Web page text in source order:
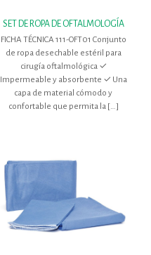
SET DE ROPA DE OFTALMOLOGÍA
FICHA TÉCNICA 111-OFT01 Conjunto
de ropa desechable estéril para
cirugía oftalmológica ✓
Impermeable y absorbente ✓ Una
capa de material cómodo y
confortable que permita la […]